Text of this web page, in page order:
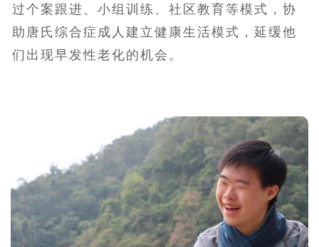
过个案跟进、小组训练、社区教育等模式，协
助唐氏综合症成人建立健康生活模式，延缓他
们出现早发性老化的机会。